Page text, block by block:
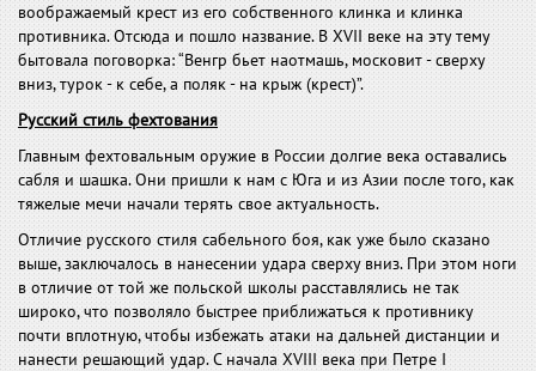
воображаемый крест из его собственного клинка и клинка
противника. Отсюда и пошло название. В XVII веке на эту тему
бытовала поговорка: “Венгр бьет наотмашь, московит - сверху
вниз, турок - к себе, а поляк - на крыж (крест)”.
Русский стиль фехтования
Главным фехтовальным оружие в России долгие века оставались
сабля и шашка. Они пришли к нам с Юга и из Азии после того, как
тяжелые мечи начали терять свое актуальность.
Отличие русского стиля сабельного боя, как уже было сказано
выше, заключалось в нанесении удара сверху вниз. При этом ноги
в отличие от той же польской школы расставлялись не так
широко, что позволяло быстрее приближаться к противнику
почти вплотную, чтобы избежать атаки на дальней дистанции и
нанести решающий удар. С начала XVIII века при Петре I